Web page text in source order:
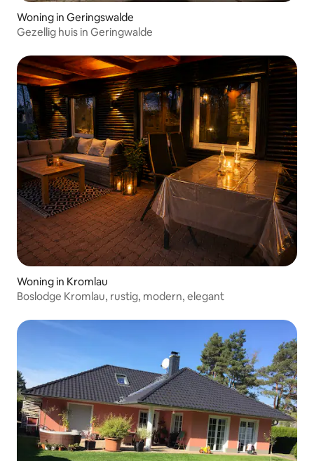
Woning in Geringswalde
Gezellig huis in Geringwalde
Woning in Kromlau
Boslodge Kromlau, rustig, modern, elegant